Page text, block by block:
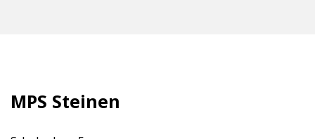
MPS Steinen